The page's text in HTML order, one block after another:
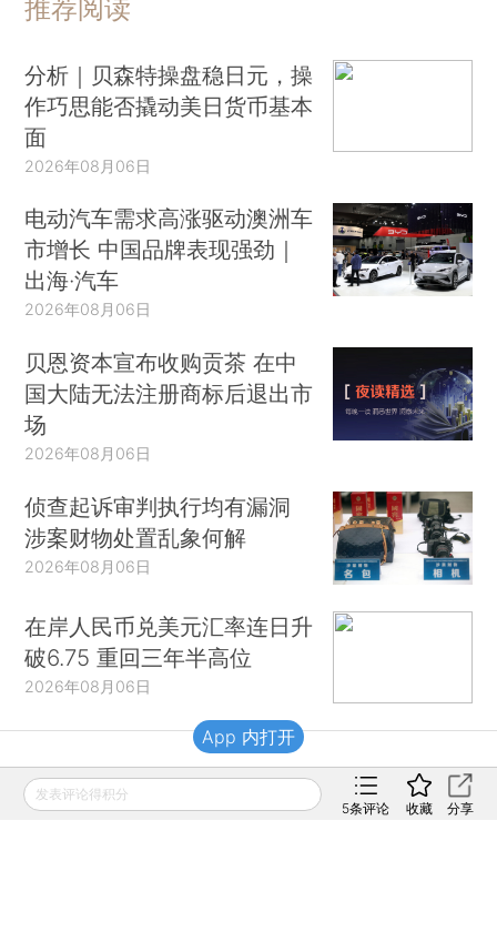
推荐阅读
分析｜贝森特操盘稳日元，操
作巧思能否撬动美日货币基本
面
2026年08月06日
电动汽车需求高涨驱动澳洲车
市增长 中国品牌表现强劲｜
出海·汽车
2026年08月06日
贝恩资本宣布收购贡茶 在中
国大陆无法注册商标后退出市
场
2026年08月06日
侦查起诉审判执行均有漏洞
涉案财物处置乱象何解
2026年08月06日
在岸人民币兑美元汇率连日升
破6.75 重回三年半高位
2026年08月06日
财新移动
发表评论得积分
5条评论 收藏 分享
App 内打开